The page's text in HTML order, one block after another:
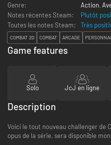
Genre:
Action,
Notes récentes Steam:
Plutôt
Toutes les notes Steam:
Très
COMBAT 2D COMBAT ARCADE
Game features
Solo JcJ en ligne
Description
Voici le tout nouveau challenger de
opus de la série, sera disponible